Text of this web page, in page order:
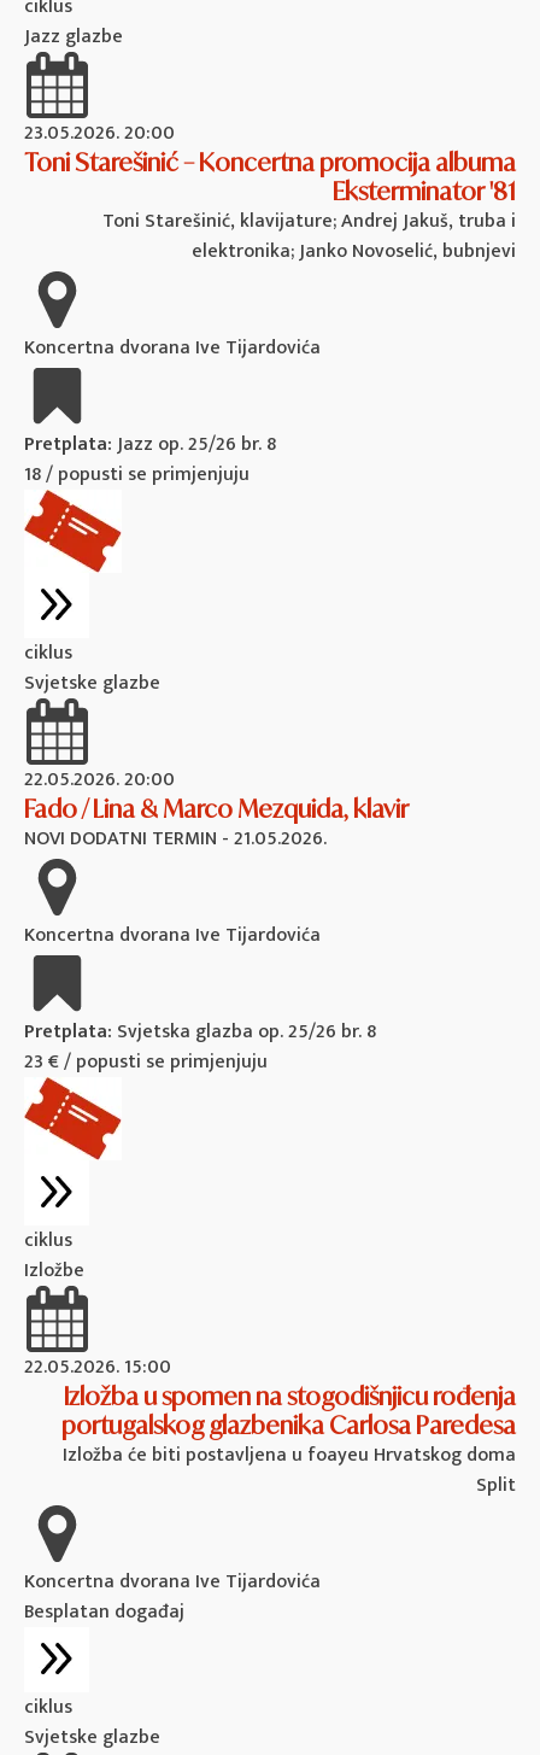
ciklus
Jazz glazbe
23.05.2026. 20:00
Toni Starešinić – Koncertna promocija albuma
Eksterminator '81
Toni Starešinić, klavijature; Andrej Jakuš, truba i
elektronika; Janko Novoselić, bubnjevi
Koncertna dvorana Ive Tijardovića
Pretplata:Jazz op. 25/26 br. 8
18 / popusti se primjenjuju
ciklus
Svjetske glazbe
22.05.2026. 20:00
Fado / Lina & Marco Mezquida, klavir
NOVI DODATNI TERMIN - 21.05.2026.
Koncertna dvorana Ive Tijardovića
Pretplata: Svjetska glazba op. 25/26 br. 8
23 € / popusti se primjenjuju
ciklus
Izložbe
22.05.2026. 15:00
Izložba u spomen na stogodišnjicu rođenja
portugalskog glazbenika Carlosa Paredesa
Izložba će biti postavljena u foayeu Hrvatskog doma
Split
Koncertna dvorana Ive Tijardovića
Besplatan događaj
ciklus
Svjetske glazbe